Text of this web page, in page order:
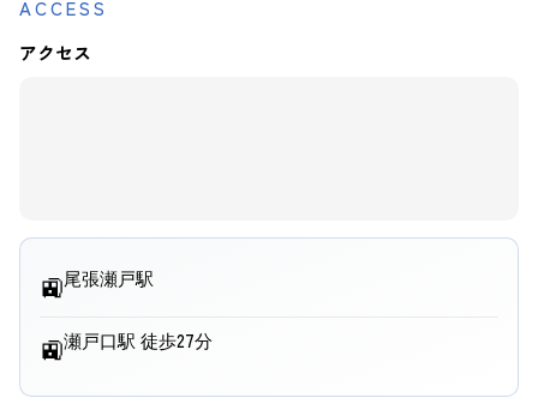
ACCESS
アクセス
🚉尾張瀬戸駅
🚉瀬戸口駅 徒歩27分